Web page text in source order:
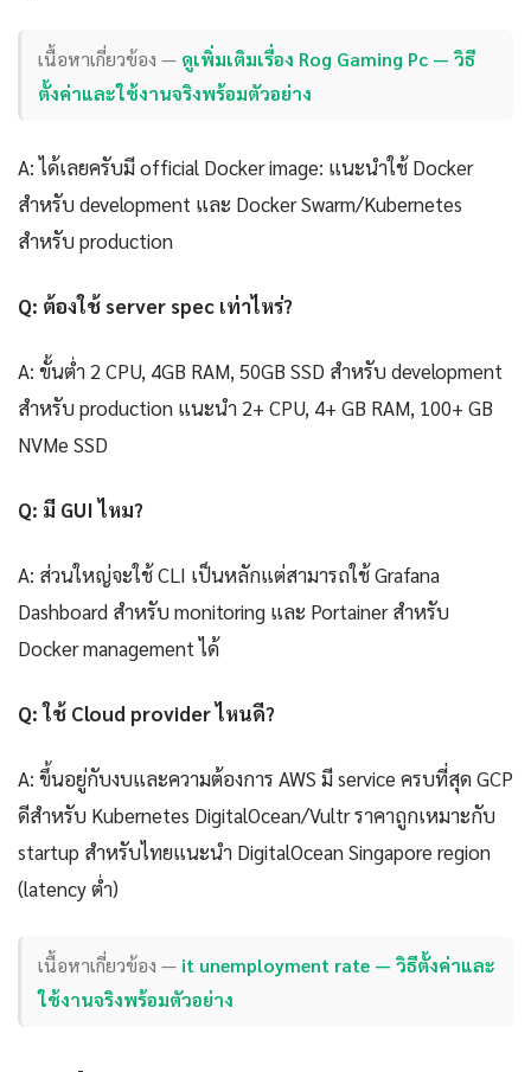
เนื้อหาเกี่ยวข้อง — ดูเพิ่มเติมเรื่อง Rog Gaming Pc — วิธี
ตั้งค่าและใช้งานจริงพร้อมตัวอย่าง
A: ได้เลยครับมี official Docker image: แนะนำใช้ Docker
สำหรับ development และ Docker Swarm/Kubernetes
สำหรับ production
Q: ต้องใช้ server spec เท่าไหร่?
A: ขั้นต่ำ 2 CPU, 4GB RAM, 50GB SSD สำหรับ development
สำหรับ production แนะนำ 2+ CPU, 4+ GB RAM, 100+ GB
NVMe SSD
Q: มี GUI ไหม?
A: ส่วนใหญ่จะใช้ CLI เป็นหลักแต่สามารถใช้ Grafana
Dashboard สำหรับ monitoring และ Portainer สำหรับ
Docker management ได้
Q: ใช้ Cloud provider ไหนดี?
A: ขึ้นอยู่กับงบและความต้องการ AWS มี service ครบที่สุด GCP
ดีสำหรับ Kubernetes DigitalOcean/Vultr ราคาถูกเหมาะกับ
startup สำหรับไทยแนะนำ DigitalOcean Singapore region
(latency ต่ำ)
เนื้อหาเกี่ยวข้อง — it unemployment rate — วิธีตั้งค่าและ
ใช้งานจริงพร้อมตัวอย่าง